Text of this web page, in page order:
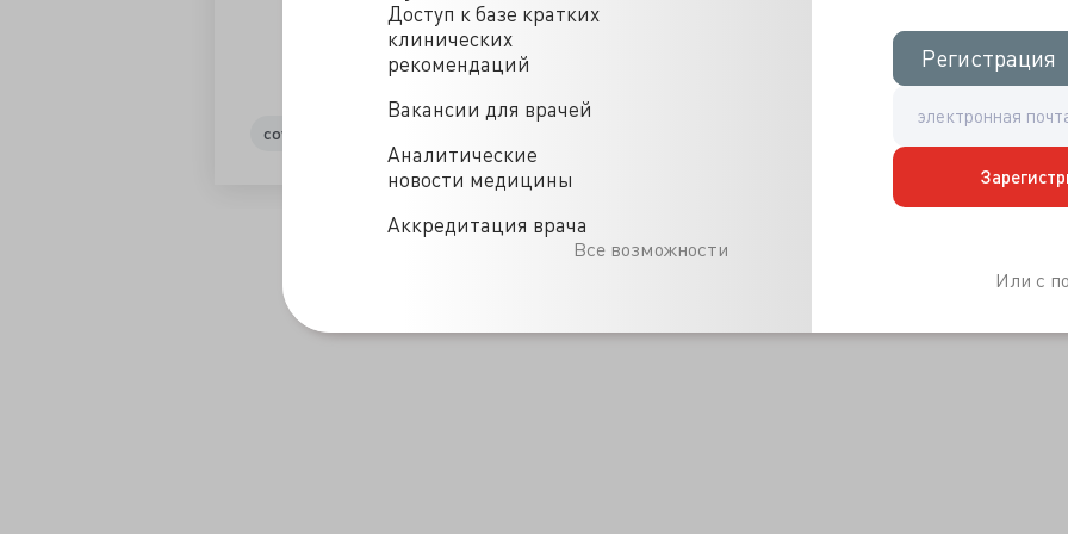
Доступ к базе кратких
клинических
рекомендаций
Вакансии для врачей
Аналитические
новости медицины
Аккредитация врача
Все возможности
Регистрация
Регистрация
Или с
covid-19
/blogs/minzdrav_odobril_obnovlennyy_sputnik_v-2024-2-29